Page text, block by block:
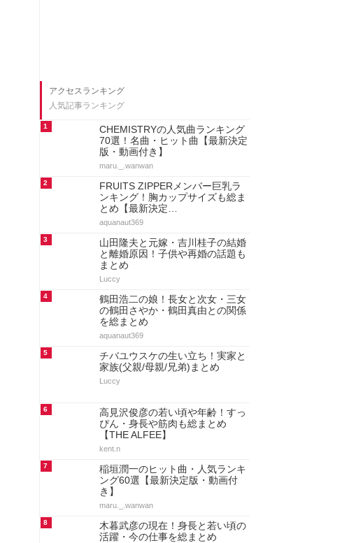
アクセスランキング
人気記事ランキング
1
CHEMISTRYの人気曲ランキング
70選！名曲・ヒット曲【最新決定
版・動画付き】
maru._.wanwan
2
FRUITS ZIPPERメンバー巨乳ラ
ンキング！胸カップサイズも総ま
とめ【最新決定…
aquanaut369
3
山田隆夫と元嫁・吉川桂子の結婚
と離婚原因！子供や再婚の話題も
まとめ
Luccy
4
鶴田浩二の娘！長女と次女・三女
の鶴田さやか・鶴田真由との関係
を総まとめ
aquanaut369
5
チバユウスケの生い立ち！実家と
家族(父親/母親/兄弟)まとめ
Luccy
6
高見沢俊彦の若い頃や年齢！すっ
ぴん・身長や筋肉も総まとめ
【THE ALFEE】
kent.n
7
稲垣潤一のヒット曲・人気ランキ
ング60選【最新決定版・動画付
き】
maru._.wanwan
8
木暮武彦の現在！身長と若い頃の
活躍・今の仕事を総まとめ